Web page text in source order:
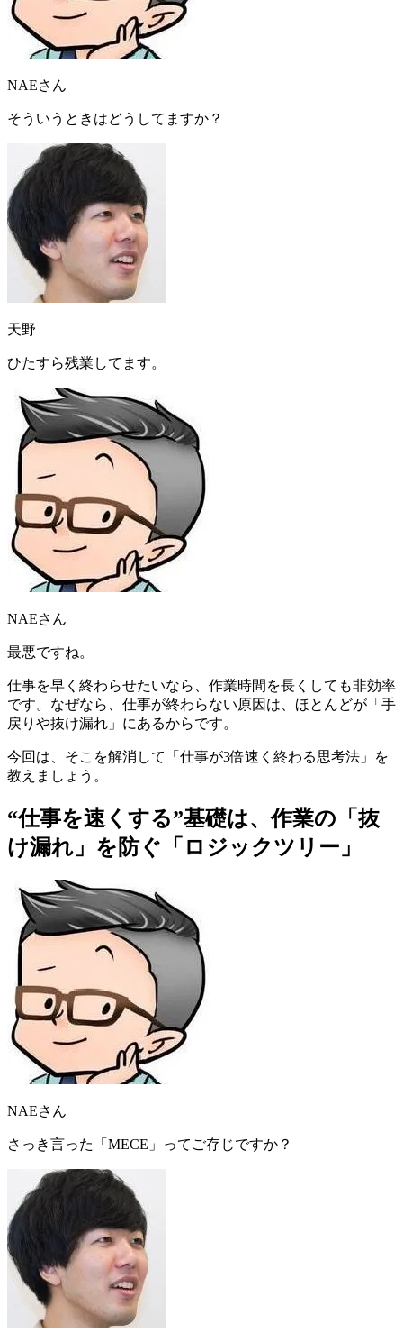
NAEさん
そういうときはどうしてますか？
天野
ひたすら残業してます。
NAEさん
最悪ですね。
仕事を早く終わらせたいなら、作業時間を長くしても非効率
です。なぜなら、 仕事が終わらない原因は、ほとんどが「手
戻りや抜け漏れ」にあるからです。
今回は、そこを解消して「 仕事が3倍速く終わる思考法 」を
教えましょう。
“仕事を速くする”基礎は、作業の「抜
け漏れ」を防ぐ「ロジックツリー」
NAEさん
さっき言った「MECE」ってご存じですか？